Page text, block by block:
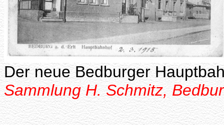
Der neue Bedburger
Sammlung H. Schmitz,